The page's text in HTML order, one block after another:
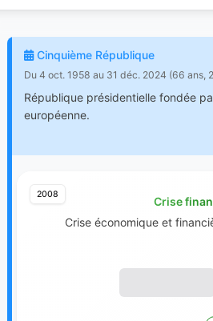
Cinquième République
Du 4 oct. 1958 au 31 déc. 2024 (66 ans,
République présidentielle fondée
européenne.
2008
Crise
Crise économique et